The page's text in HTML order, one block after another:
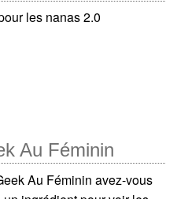
les nanas 2.0
Au Féminin
Au Féminin avez-vous